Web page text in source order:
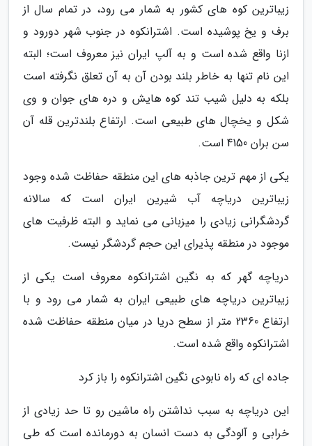
زیباترین کوه های کشور به شمار می رود، در تمام سال از
برف و یخ پوشیده است. اشترانکوه در جنوب شهر دورود و
ازنا واقع شده است و به آلپ ایران نیز معروف است؛ البته
این نام تنها به خاطر بلند بودن آن به آن تعلق نگرفته است
بلکه به دلیل شیب تند کوه هایش و دره های جوان و وی
شکل و یخچال های طبیعی است. ارتفاع بلندترین قله آن
سن بران 4150 است.
یکی از مهم ترین جاذبه های این منطقه حفاظت شده وجود
زیباترین دریاچه آب شیرین ایران است که سالانه
گردشگرانی زیادی را میزبانی می نماید و البته ظرفیت های
موجود در منطقه پذیرای این حجم گردشگر نیست.
دریاچه گهر که به نگین اشترانکوه معروف است یکی از
زیباترین دریاچه های طبیعی ایران به شمار می رود و با
ارتفاع 2360 متر از سطح دریا در میان منطقه حفاظت شده
اشترانکوه واقع شده است.
جاده ای که راه نابودی نگین اشترانکوه را باز کرد
این دریاچه به سبب نداشتن راه ماشین رو تا حد زیادی از
خرابی و آلودگی به دست انسان به دورمانده است که طی